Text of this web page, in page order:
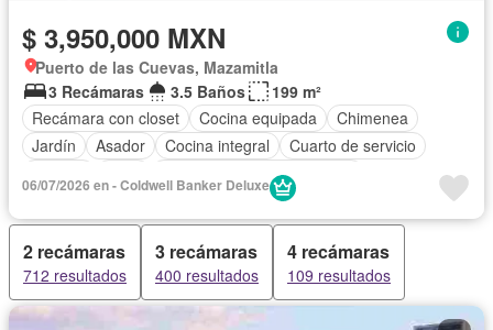
$ 3,950,000 MXN
Puerto de las Cuevas, Mazamitla
3 Recámaras
3.5 Baños
199 m²
Recámara con closet
Cocina equipada
Chimenea
Jardín
Asador Cocina integral
Cuarto de servicio
Completamente amueblado
06/07/2026 en - Coldwell Banker Deluxe
2 recámaras
712 resultados
3 recámaras
400 resultados
4 recámaras
109 resultados